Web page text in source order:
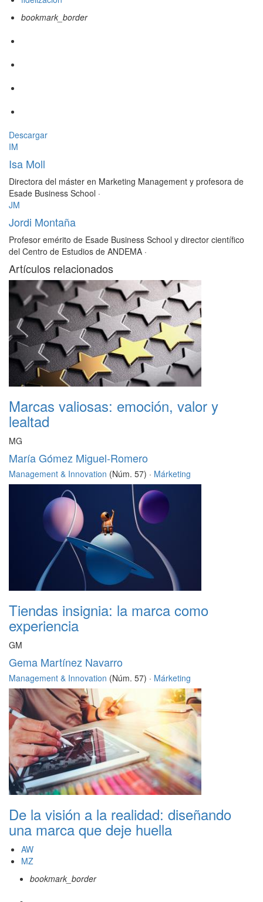
bookmark_border
Descargar
IM
Isa Moll
Directora del máster en Marketing Management y profesora de
Esade Business School ·
JM
Jordi Montaña
Profesor emérito de Esade Business School y director científico
del Centro de Estudios de ANDEMA ·
Artículos relacionados
Marcas valiosas: emoción, valor y
lealtad
MG
María Gómez Miguel-Romero
Management & Innovation (Núm. 57) · Márketing
Tiendas insignia: la marca como
experiencia
GM
Gema Martínez Navarro
Management & Innovation (Núm. 57) · Márketing
De la visión a la realidad: diseñando
una marca que deje huella
AW
MZ
bookmark_border